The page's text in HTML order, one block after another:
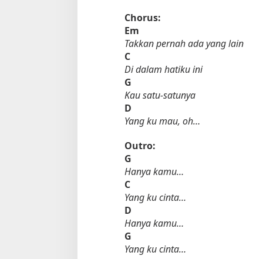
Chorus:
Em
Takkan pernah ada yang lain
C
Di dalam hatiku ini
G
Kau satu-satunya
D
Yang ku mau, oh…
Outro:
G
Hanya kamu…
C
Yang ku cinta…
D
Hanya kamu…
G
Yang ku cinta…